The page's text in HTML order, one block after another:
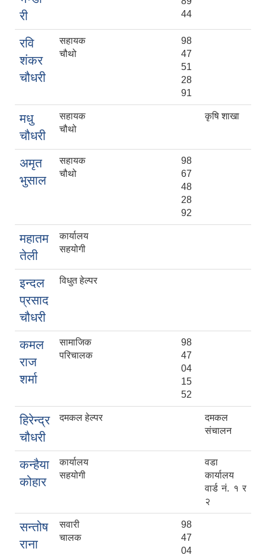
री
44
रवि
शंकर
चौधरी
सहायक
चौथो
98
47
51
28
91
मधु
चौधरी
सहायक
चौथो
कृषि शाखा
अमृत
भुसाल
सहायक
चौथो
98
67
48
28
92
महातम
तेली
कार्यालय
सहयोगी
इन्दल
प्रसाद
चौधरी
विधुत हेल्पर
कमल
राज
शर्मा
सामाजिक
परिचालक
98
47
04
15
52
हिरेन्द्र
चौधरी
दमकल हेल्पर
दमकल
संचालन
कन्हैया
कोहार
कार्यालय
सहयोगी
वडा
कार्यालय
वार्ड नं. १ र
२
सन्तोष
राना
सवारी
चालक
98
47
04